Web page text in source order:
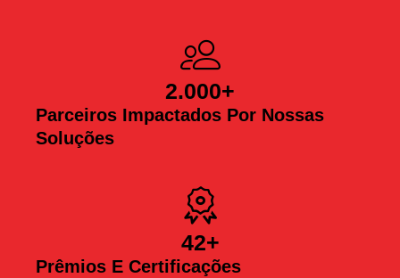
Parceiros Impactados Por Nossas
Soluções
2.000+
Prêmios E Certificações
42+